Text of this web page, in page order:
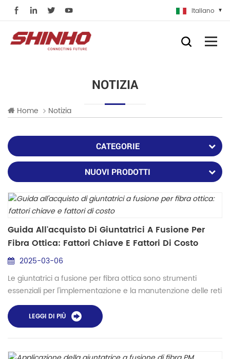
Italiano
NOTIZIA
Home Notizia
CATEGORIE
NUOVI PRODOTTI
Guida All'acquisto Di Giuntatrici A Fusione Per
Fibra Ottica: Fattori Chiave E Fattori Di Costo
2025-03-06
Le giuntatrici a fusione per fibra ottica sono strumenti
essenziali per l'implementazione e la manutenzione delle reti
in fibra ottica, con significative variazioni in termini di
prestazioni, funzionalità e prezzi. Questa guida analizza i
principali fattori che influenzano i costi in cinque dimensioni.
— tipi di giuntatrici, tecnologia, prestazioni, accessori e
supporto post-vendita — per aiutare ...
LEGGI DI PIÙ